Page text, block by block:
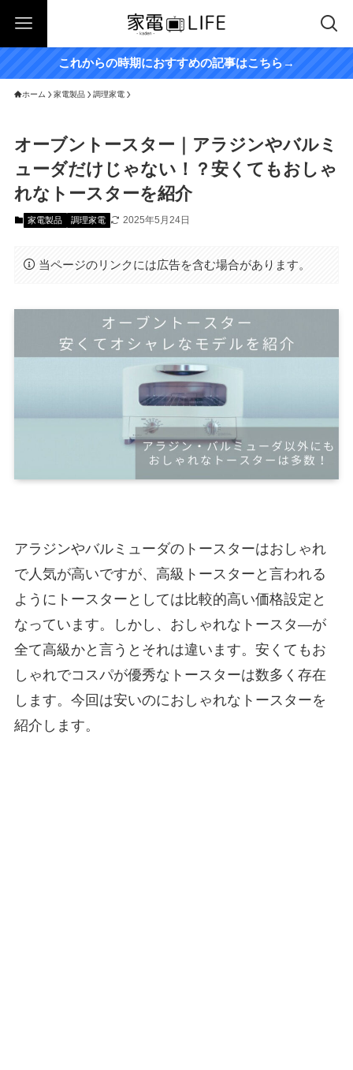
これからの時期におすすめの記事はこちら→
ホーム 家電製品 調理家電
オーブントースター｜アラジンやバルミ
ューダだけじゃない！？安くてもおしゃ
れなトースターを紹介
家電製品 調理家電 2025年5月24日
当ページのリンクには広告を含む場合があります。
アラジンやバルミューダのトースターはおしゃれ
で人気が高いですが、高級トースターと言われる
ようにトースターとしては比較的高い価格設定と
なっています。しかし、おしゃれなトースタ―が
全て高級かと言うとそれは違います。安くてもお
しゃれでコスパが優秀なトースターは数多く存在
します。今回は安いのにおしゃれなトースターを
紹介します。